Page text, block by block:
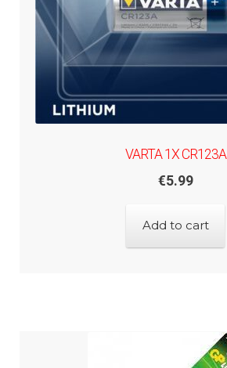
VARTA 1X CR123A
€5.99
Add to cart